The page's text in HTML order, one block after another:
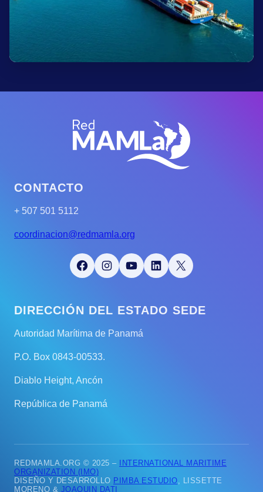
CONTACTO
+ 507 501 5112
coordinacion@redmamla.org
Facebook Instagram YouTube LinkedIn X
DIRECCIÓN DEL ESTADO SEDE
Autoridad Marítima de Panamá
P.O. Box 0843-00533.
Diablo Height, Ancón
República de Panamá
REDMAMLA.ORG © 2025 –
INTERNATIONAL MARITIME
ORGANIZATION (IMO)
DISEÑO Y DESARROLLO PIMBA ESTUDIO, LISSETTE
MORENO & JOAQUIN DATI